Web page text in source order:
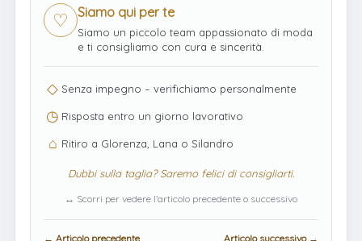
♡ Siamo qui per te
Siamo un piccolo team appassionato di moda
e ti consigliamo con cura e sincerità.
◇ Senza impegno – verifichiamo personalmente
◷ Risposta entro un giorno lavorativo
⌂ Ritiro a Glorenza, Lana o Silandro
Dubbi sulla taglia? Saremo felici di consigliarti.
↔ Scorri per vedere l’articolo precedente o successivo
← Articolo precedente Articolo successivo →